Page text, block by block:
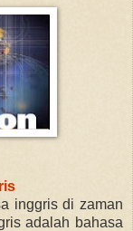
inggris di zaman
adalah bahasa